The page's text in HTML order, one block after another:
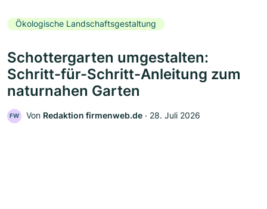
Ökologische Landschaftsgestaltung
Schottergarten umgestalten:
Schritt-für-Schritt-Anleitung zum
naturnahen Garten
FW Von Redaktion firmenweb.de ‧ 28. Juli 2026